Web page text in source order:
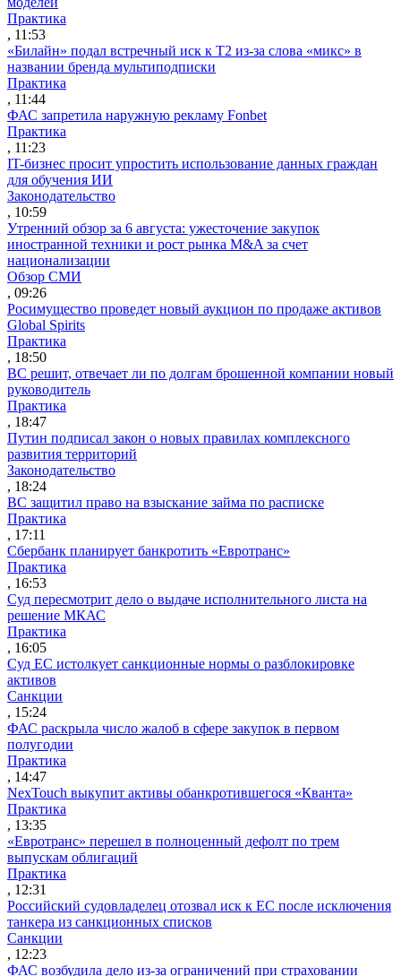
Практика
, 11:53
«Билайн» подал встречный иск к Т2 из-за слова «микс» в
названии бренда мультиподписки
Практика
, 11:44
ФАС запретила наружную рекламу Fonbet
Практика
, 11:23
IT-бизнес просит упростить использование данных граждан
для обучения ИИ
Законодательство
, 10:59
Утренний обзор за 6 августа: ужесточение закупок
иностранной техники и рост рынка M&A за счет
национализации
Обзор СМИ
, 09:26
Росимущество проведет новый аукцион по продаже активов
Global Spirits
Практика
, 18:50
ВС решит, отвечает ли по долгам брошенной компании новый
руководитель
Практика
, 18:47
Путин подписал закон о новых правилах комплексного
развития территорий
Законодательство
, 18:24
ВС защитил право на взыскание займа по расписке
Практика
, 17:11
Сбербанк планирует банкротить «Евротранс»
Практика
, 16:53
Суд пересмотрит дело о выдаче исполнительного листа на
решение МКАС
Практика
, 16:05
Суд ЕС истолкует санкционные нормы о разблокировке
активов
Санкции
, 15:24
ФАС раскрыла число жалоб в сфере закупок в первом
полугодии
Практика
, 14:47
NexTouch выкупит активы обанкротившегося «Кванта»
Практика
, 13:35
«Евротранс» перешел в полноценный дефолт по трем
выпускам облигаций
Практика
, 12:31
Российский судовладелец отозвал иск к ЕС после исключения
танкера из санкционных списков
Санкции
, 12:23
ФАС возбудила дело из-за ограничений при страховании